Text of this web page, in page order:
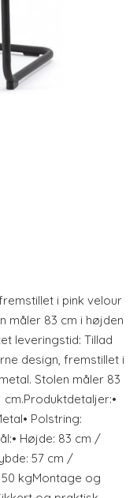
i pink velour
måler 83 cm i højden
leveringstid: Tillad
design, fremstillet i
Stolen måler 83
Polstring:
Højde: 83 cm /
57 cm /
kgMontage og